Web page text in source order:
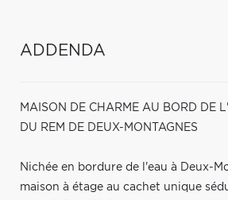
ADDENDA
MAISON DE CHARME AU BORD DE
DU REM DE DEUX-MONTAGNES
Nichée en bordure de l'eau à Deux-
maison à étage au cachet unique